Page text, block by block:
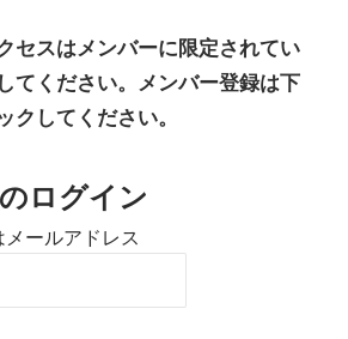
セスはメンバーに限定されてい
てください。メンバー登録は下
クしてください。
ログイン
ールアドレス